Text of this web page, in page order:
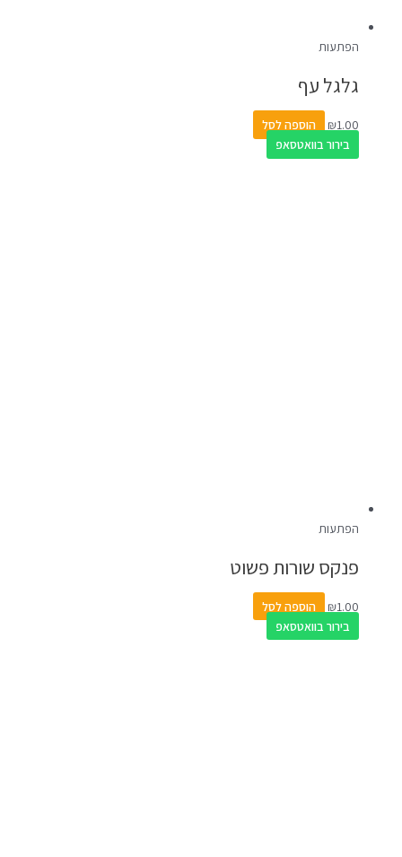
הפתעות
גלגל עף
₪1.00
הוספה לסל
בירור בוואטסאפ
הפתעות
פנקס שורות פשוט
₪1.00
הוספה לסל
בירור בוואטסאפ